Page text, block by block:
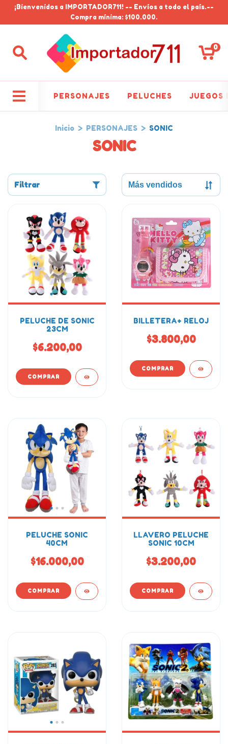
¡Bienvenidos a IMPORTADOR711! -- Envíos a todo el país.--
Compra mínima: $100.000.
0
PERSONAJES PELUCHES JUEGOS
Inicio > PERSONAJES > SONIC
SONIC
Filtrar
PELUCHE DE SONIC
23CM
$6.200,00
BILLETERA+ RELOJ
$3.800,00
PELUCHE SONIC
40CM
$16.000,00
LLAVERO PELUCHE
SONIC 10CM
$3.200,00